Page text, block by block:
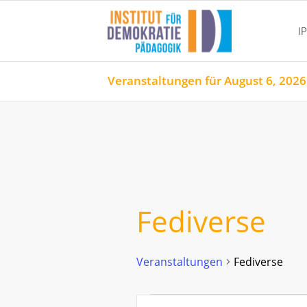
Veranstaltungen für August 6, 2026
Fediverse
Veranstaltungen Fediverse